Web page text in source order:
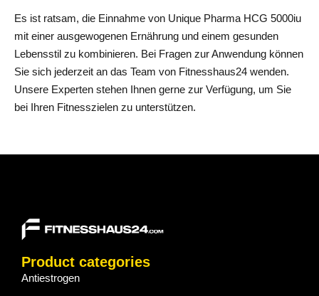
Es ist ratsam, die Einnahme von Unique Pharma HCG 5000iu
mit einer ausgewogenen Ernährung und einem gesunden
Lebensstil zu kombinieren. Bei Fragen zur Anwendung können
Sie sich jederzeit an das Team von Fitnesshaus24 wenden.
Unsere Experten stehen Ihnen gerne zur Verfügung, um Sie
bei Ihren Fitnesszielen zu unterstützen.
Product categories
Antiestrogen